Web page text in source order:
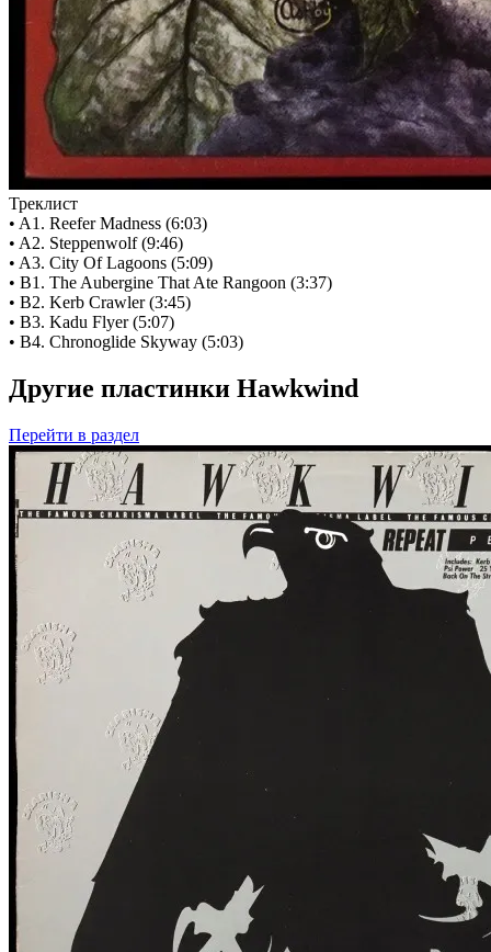
Треклист
• A1. Reefer Madness (6:03)
• A2. Steppenwolf (9:46)
• A3. City Of Lagoons (5:09)
• B1. The Aubergine That Ate Rangoon (3:37)
• B2. Kerb Crawler (3:45)
• B3. Kadu Flyer (5:07)
• B4. Chronoglide Skyway (5:03)
Другие пластинки Hawkwind
Перейти в раздел